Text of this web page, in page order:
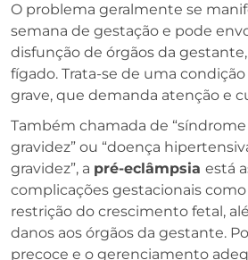
O problema geralmente se
semana de gestação e pode
disfunção de órgãos da
fígado. Trata-se de uma
grave, que demanda atenção e
Também chamada de
gravidez” ou “doença
gravidez”, a pré-eclâmpsia está
complicações gestacionais
restrição do crescimento fetal,
danos aos órgãos da gestante.
precoce e o gerenciamento